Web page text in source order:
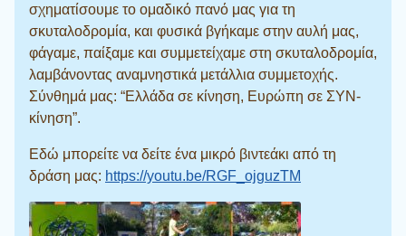
σχηματίσουμε το ομαδικό πανό μας για τη
σκυταλοδρομία, και φυσικά βγήκαμε στην αυλή μας,
φάγαμε, παίξαμε και συμμετείχαμε στη σκυταλοδρομία,
λαμβάνοντας αναμνηστικά μετάλλια συμμετοχής.
Σύνθημά μας: “Ελλάδα σε κίνηση, Ευρώπη σε ΣΥΝ-
κίνηση”.
Εδώ μπορείτε να δείτε ένα μικρό βιντεάκι από τη
δράση μας: https://youtu.be/RGF_ojguzTM